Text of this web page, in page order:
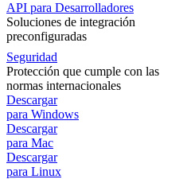
API para Desarrolladores
Soluciones de integración
preconfiguradas
Seguridad
Protección que cumple con las
normas internacionales
Descargar
para Windows
Descargar
para Mac
Descargar
para Linux